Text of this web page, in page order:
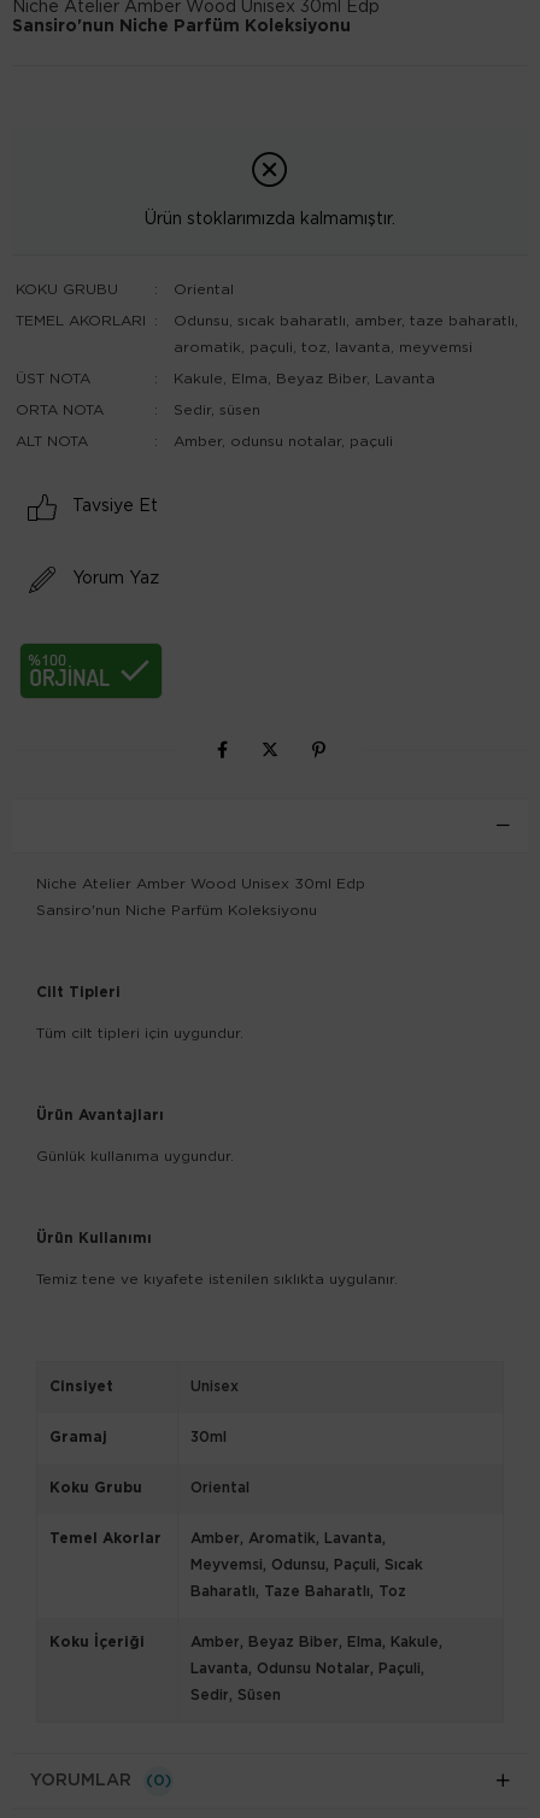
Niche Atelier Amber Wood Unisex 30ml Edp
Sansiro'nun Niche Parfüm Koleksiyonu
Ürün stoklarımızda kalmamıştır.
KOKU GRUBU : Oriental
TEMEL AKORLARI :
Odunsu, sıcak baharatlı, amber, taze baharatlı,
aromatik, paçuli, toz, lavanta, meyvemsi
ÜST NOTA : Kakule, Elma, Beyaz Biber, Lavanta
ORTA NOTA : Sedir, süsen
ALT NOTA : Amber, odunsu notalar, paçuli
Tavsiye Et
Yorum Yaz
Niche Atelier Amber Wood Unisex 30ml Edp
Sansiro'nun Niche Parfüm Koleksiyonu
Cilt Tipleri
Tüm cilt tipleri için uygundur.
Ürün Avantajları
Günlük kullanıma uygundur.
Ürün Kullanımı
Temiz tene ve kıyafete istenilen sıklıkta uygulanır.
Cinsiyet Unisex
Gramaj 30ml
Koku Grubu Oriental
Temel Akorlar Amber Aromatik
Lavanta
Meyvemsi
Odunsu Paçuli
Sıcak
Baharatlı
Taze Baharatlı Toz
Koku İçeriği Amber Beyaz Biber Elma
Kakule
Lavanta
Odunsu Notalar
Paçuli
Sedir
Süsen
YORUMLAR (0)